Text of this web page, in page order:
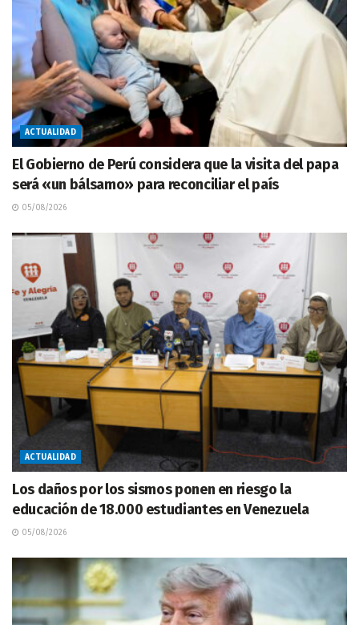
ACTUALIDAD
El Gobierno de Perú considera que la visita del papa
será «un bálsamo» para reconciliar el país
05/08/2026
ACTUALIDAD
Los daños por los sismos ponen en riesgo la
educación de 18.000 estudiantes en Venezuela
05/08/2026